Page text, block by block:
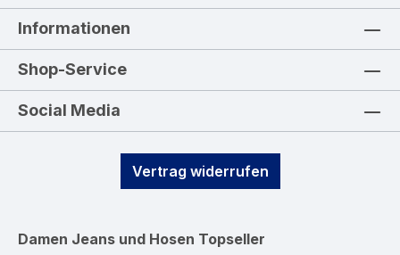
Informationen
Shop-Service
Social Media
Vertrag widerrufen
Damen Jeans und Hosen Topseller